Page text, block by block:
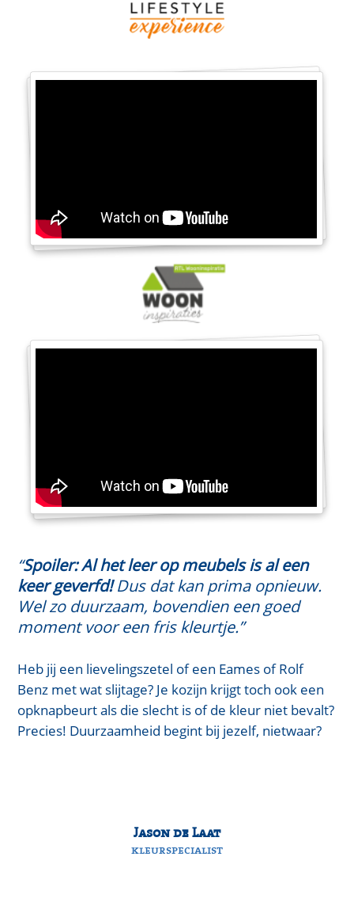
“Spoiler: Al het leer op meubels is al een
keer geverfd!Dus dat kan prima opnieuw.
Wel zo duurzaam, bovendien een goed
moment voor een fris kleurtje.”
Heb jij een lievelingszetel of een Eames of Rolf
Benz met wat slijtage? Je kozijn krijgt toch ook een
opknapbeurt als die slecht is of de kleur niet bevalt?
Precies! Duurzaamheid begint bij jezelf, nietwaar?
Jason de Laat
kleurspecialist